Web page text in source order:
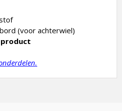
(voor achterwiel)
product